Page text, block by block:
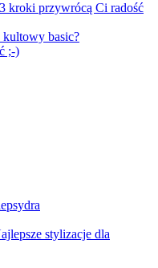
kroki przywrócą Ci radość
kultowy basic?
;-)
stylizacje dla